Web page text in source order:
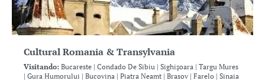
Cultural Romania & Transylvania
Visitando: Bucareste | Condado De Sibiu | Sighişoara | Targu Mures
| Gura Humorului | Bucovina | Piatra Neamt | Brasov | Farelo | Sinaia